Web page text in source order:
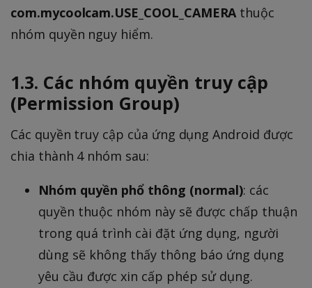
com.mycoolcam.USE_COOL_CAMERAthuộc
nhóm quyền nguy hiểm.
1.3. Các nhóm quyền truy cập
(Permission Group)
Các quyền truy cập của ứng dụng Android được
chia thành 4 nhóm sau:
Nhóm quyền phổ thông (normal): các
quyền thuộc nhóm này sẽ được chấp thuận
trong quá trình cài đặt ứng dụng, người
dùng sẽ không thấy thông báo ứng dụng
yêu cầu được xin cấp phép sử dụng.